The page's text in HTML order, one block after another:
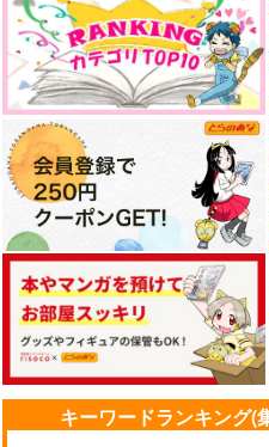
拝啓、箱庭で歌う貴方
うかつ
440円（税込）
ミスラ×真木晶♂
サンプル
作品詳細
月と星の
ボンを
月並み
1,729円
ミスラ×真
サ
作
春抱く湖
AO研究所
専売 1,000円（税込）
魔法使いの約束
ミスラ×ルチル
サンプル
カート
遠雷
アンダラ
専売 787
魔法使いの
真木晶×フ
サ
キーワードランキング(